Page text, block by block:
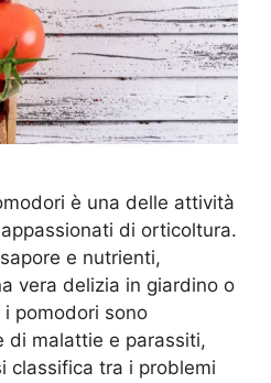
è una delle attività
di orticoltura.
e nutrienti,
vera delizia in giardino o
pomodori sono
di malattie e parassiti,
classifica tra i problemi